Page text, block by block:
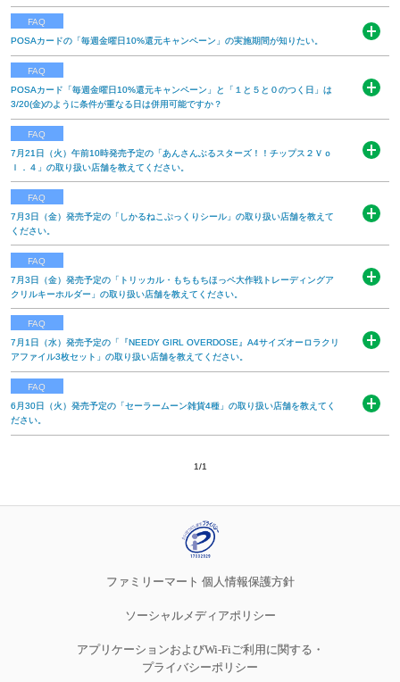
天ギフトカード/ Amaz...
続きを読む
継続しているキャンペーンですので 現在、期間終了日は定めており
ません。 ですが予告なく特典、対象期間、対象商品、適用条件等を
変更または中止させていただく場合がございます。 詳しくは下記フ
ァミ...
続きを読む
FAQ
POSAカードの「毎週金曜日10%還元キャンペーン」の実施期間が知りたい。
継続しているキャンペーンですので現在、期間終了日は定めており
ません。 ですが予告なく特典、対象期間、対象商品、適用条件等を
変更または中止させていただく場合がございます。 詳しくは下記フ
ァミリー...
FAQ
POSAカード「毎週金曜日10%還元キャンペーン」と「１と５と０のつく日」は
3/20(金)のように条件が重なる日は併用可能ですか？
く
併用可能です。 ただし、それぞれ対象商品が異なります。2つのキ
ャンペーンでの対象商品のみ併用可能です。
続きを読む
FAQ
7月21日（火）午前10時発売予定の「あんさんぶるスターズ！！チップス２Ｖｏ
ｌ．４」の取り扱い店舗を教えてください。
く
「 あんさんぶるスターズ！！チップス２Ｖｏｌ．４ 」の取り扱い店
舗は下記地域別PDFをご覧ください。※店舗により、品切れやお取
り扱いのない場合がございますので、あらかじめご了承ください。
※本商品のご...
続きを読む
FAQ
7月3日（金）発売予定の「しかるねこぷっくりシール」の取り扱い店舗を教えて
ください。
く
「しかるねこぷっくりシール」の取り扱い店舗は下記地域別PDFを
ご覧ください。 ※店舗により、品切れやお取り扱いのない場合がご
ざいますので、あらかじめご了承ください。 ※本商品のご予約、店
舗でのお取り...
FAQ
7月3日（金）発売予定の「トリッカル・もちもちほっペ大作戦トレーディングア
クリルキーホルダー」の取り扱い店舗を教えてください。
く
「トリッカル・もちもちほっペ大作戦トレーディングアクリルキー
ホルダー」の 取り扱い店舗は下記地域別PDFをご覧ください。 ※店
舗により、品切れやお取り扱いのない場合がございますので、あら
かじめご了...
FAQ
7月1日（水）発売予定の「『NEEDY GIRL OVERDOSE』A4サイズオーロラクリ
アファイル3枚セット」の取り扱い店舗を教えてください。
く
「『NEEDY GIRL OVERDOSE』A4サイズオーロラクリアファイル
3枚セット」の取り扱い店舗は下記地域別PDFをご覧ください。 ※
店舗により、品切れやお取り扱いのない場合がございますので、
あ...
FAQ
6月30日（火）発売予定の「セーラームーン雑貨4種」の取り扱い店舗を教えてく
ださい。
く
ください。 ※店舗により、品切れやお取り扱いのない場合がござい
のお取り...
1/1
ファミリーマート 個人情報保護方針
ソーシャルメディアポリシー
アプリケーションおよびWi-Fiご利用に関する・
プライバシーポリシー